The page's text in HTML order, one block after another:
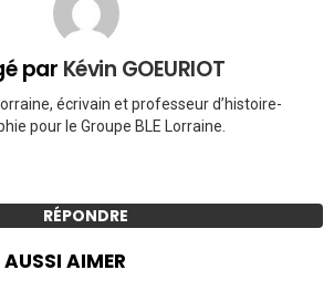
par Kévin GOEURIOT
écrivain et professeur d’histoire-
pour le Groupe BLE Lorraine.
RÉPONDRE
AIMER